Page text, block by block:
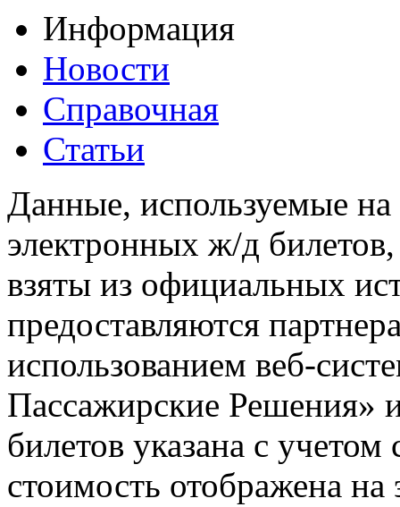
Информация
Новости
Справочная
Статьи
Данные, используемые на
электронных ж/д
взяты из официальных
предоставляются
использованием веб-
Пассажирские
билетов указана с
стоимость отображена